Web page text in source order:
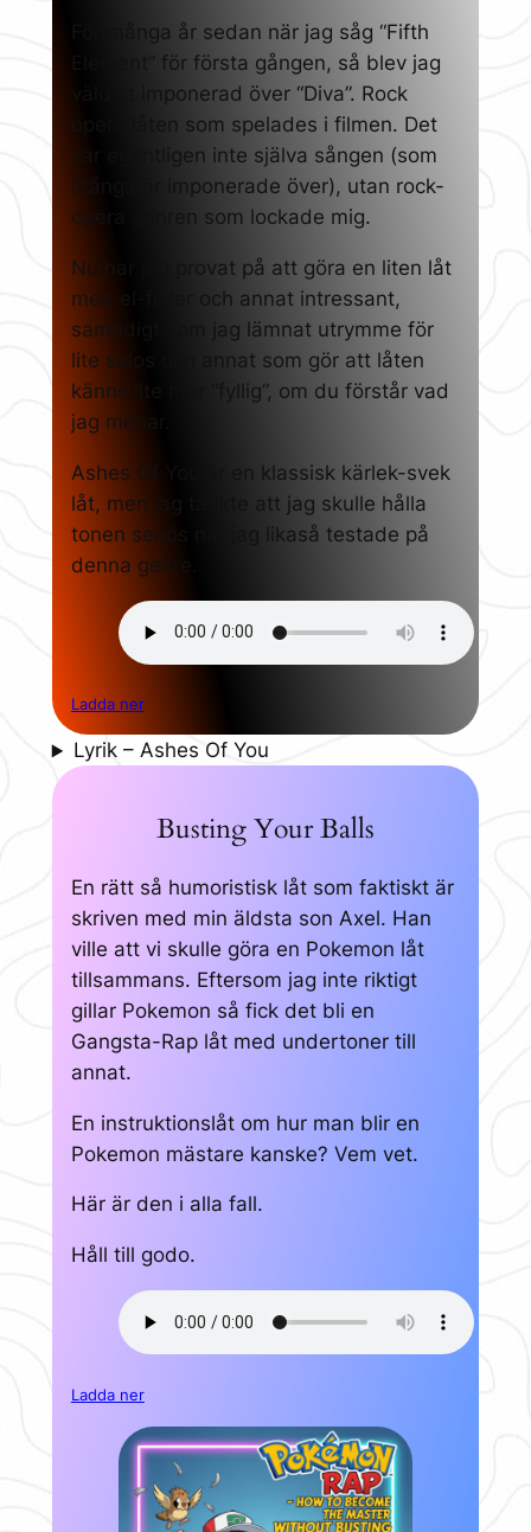
För många år sedan när jag såg “Fifth
Element” för första gången, så blev jag
väldigt imponerad över “Diva”. Rock
opera låten som spelades i filmen. Det
var egentligen inte själva sången (som
många är imponerade över), utan rock-
opera genren som lockade mig.
Nu har jag provat på att göra en liten låt
med el-fioler och annat intressant,
samtidigt som jag lämnat utrymme för
lite solos och annat som gör att låten
känns lite mer “fyllig”, om du förstår vad
jag menar.
Ashes Of You är en klassisk kärlek-svek
låt, men jag tänkte att jag skulle hålla
tonen seriös när jag likaså testade på
denna genre.
Ladda ner
Lyrik – Ashes Of You
Busting Your Balls
En rätt så humoristisk låt som faktiskt är
skriven med min äldsta son Axel. Han
ville att vi skulle göra en Pokemon låt
tillsammans. Eftersom jag inte riktigt
gillar Pokemon så fick det bli en
Gangsta-Rap låt med undertoner till
annat.
En instruktionslåt om hur man blir en
Pokemon mästare kanske? Vem vet.
Här är den i alla fall.
Håll till godo.
Ladda ner